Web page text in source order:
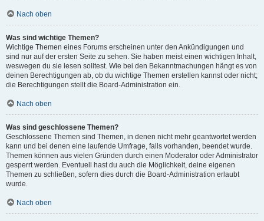
Nach oben
Was sind wichtige Themen?
Wichtige Themen eines Forums erscheinen unter den Ankündigungen und
sind nur auf der ersten Seite zu sehen. Sie haben meist einen wichtigen Inhalt,
weswegen du sie lesen solltest. Wie bei den Bekanntmachungen hängt es von
deinen Berechtigungen ab, ob du wichtige Themen erstellen kannst oder nicht;
die Berechtigungen stellt die Board-Administration ein.
Nach oben
Was sind geschlossene Themen?
Geschlossene Themen sind Themen, in denen nicht mehr geantwortet werden
kann und bei denen eine laufende Umfrage, falls vorhanden, beendet wurde.
Themen können aus vielen Gründen durch einen Moderator oder Administrator
gesperrt werden. Eventuell hast du auch die Möglichkeit, deine eigenen
Themen zu schließen, sofern dies durch die Board-Administration erlaubt
wurde.
Nach oben